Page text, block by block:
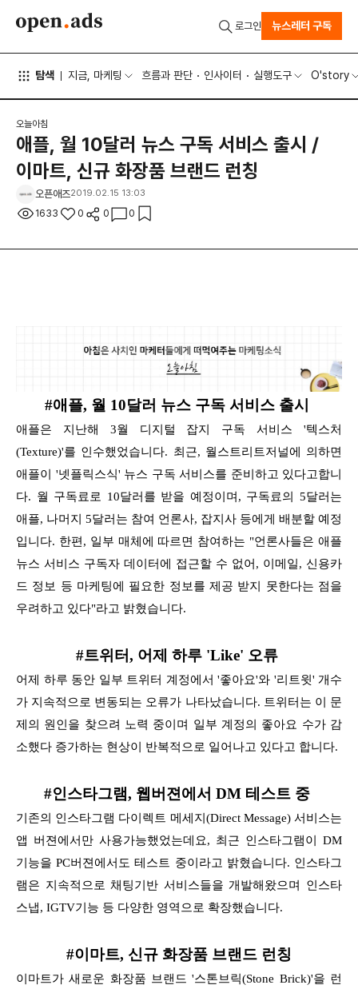
탐색 지금, 마케팅 흐름과 판단 인사이터 실행도구 O'story
로그인 뉴스레터 구독
오늘아침
애플, 월 10달러 뉴스 구독 서비스 출시 /
이마트, 신규 화장품 브랜드 런칭
오픈애즈2019.02.15 13:03
1633 0 0 0
#애플, 월 10달러 뉴스 구독 서비스 출시
애플은 지난해 3월 디지털 잡지 구독 서비스 '텍스처
(Texture)'를 인수했었습니다. 최근, 월스트리트저널에 의하면
애플이 '넷플릭스식' 뉴스 구독 서비스를 준비하고 있다고합니
다. 월 구독료로 10달러를 받을 예정이며, 구독료의 5달러는
애플, 나머지 5달러는 참여 언론사, 잡지사 등에게 배분할 예정
입니다. 한편, 일부 매체에 따르면 참여하는 "언론사들은 애플
뉴스 서비스 구독자 데이터에 접근할 수 없어, 이메일, 신용카
드 정보 등 마케팅에 필요한 정보를 제공 받지 못한다는 점을
우려하고 있다"라고 밝혔습니다.
#트위터, 어제 하루 'Like' 오류
어제 하루 동안 일부 트위터 계정에서 '좋아요'와 '리트윗' 개수
가 지속적으로 변동되는 오류가 나타났습니다. 트위터는 이 문
제의 원인을 찾으려 노력 중이며 일부 계정의 좋아요 수가 감
소했다 증가하는 현상이 반복적으로 일어나고 있다고 합니다.
#인스타그램, 웹버젼에서 DM 테스트 중
기존의 인스타그램 다이렉트 메세지(Direct Message) 서비스는
앱 버젼에서만 사용가능했었는데요, 최근 인스타그램이 DM
기능을 PC버젼에서도 테스트 중이라고 밝혔습니다. 인스타그
램은 지속적으로 채팅기반 서비스들을 개발해왔으며 인스타
스냅, IGTV기능 등 다양한 영역으로 확장했습니다.
#이마트, 신규 화장품 브랜드 런칭
이마트가 새로운 화장품 브랜드 '스톤브릭(Stone Brick)'을 런